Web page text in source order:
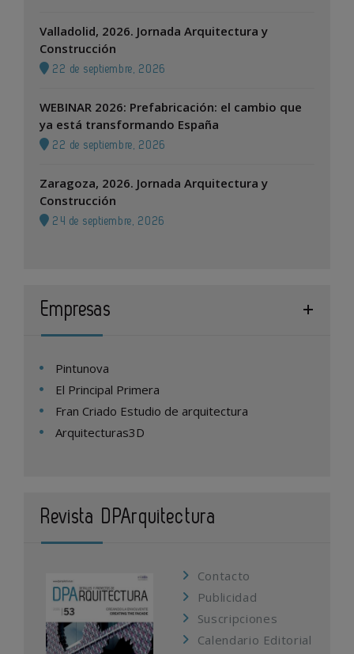
Valladolid, 2026. Jornada Arquitectura y
Construcción
22 de septiembre, 2026
WEBINAR 2026: Prefabricación: el cambio que
ya está transformando España
22 de septiembre, 2026
Zaragoza, 2026. Jornada Arquitectura y
Construcción
24 de septiembre, 2026
Empresas
Pintunova
El Principal Primera
Fran Criado Estudio de arquitectura
Arquitecturas3D
Revista DPArquitectura
Contacto
Publicidad
Suscripciones
Calendario Editorial